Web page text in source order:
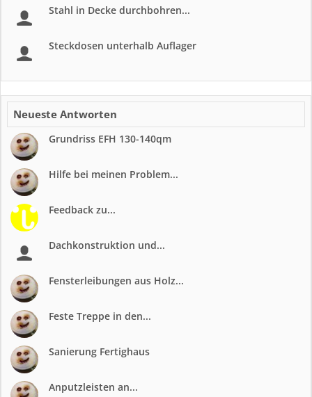
Stahl in Decke durchbohren...
Steckdosen unterhalb Auflager
Neueste Antworten
Grundriss EFH 130-140qm
Hilfe bei meinen Problem...
Feedback zu...
Dachkonstruktion und...
Fensterleibungen aus Holz...
Feste Treppe in den...
Sanierung Fertighaus
Anputzleisten an...